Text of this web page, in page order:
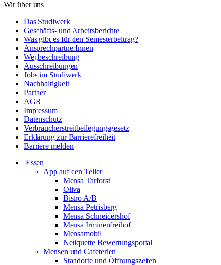
Wir über uns
Das Studiwerk
Geschäfts- und Arbeitsberichte
Was gibt es für den Semesterbeitrag?
AnsprechpartnerInnen
Wegbeschreibung
Ausschreibungen
Jobs im Studiwerk
Nachhaltigkeit
Partner
AGB
Impressum
Datenschutz
Verbraucherstreitbeilegungsgesetz
Erklärung zur Barrierefreiheit
Barriere melden
Essen
App auf den Teller
Mensa Tarforst
Oliva
Bistro A/B
Mensa Petrisberg
Mensa Schneidershof
Mensa Irminenfreihof
Mensamobil
Netiquette Bewertungsportal
Mensen und Cafeterien
Standorte und Öffnungszeiten